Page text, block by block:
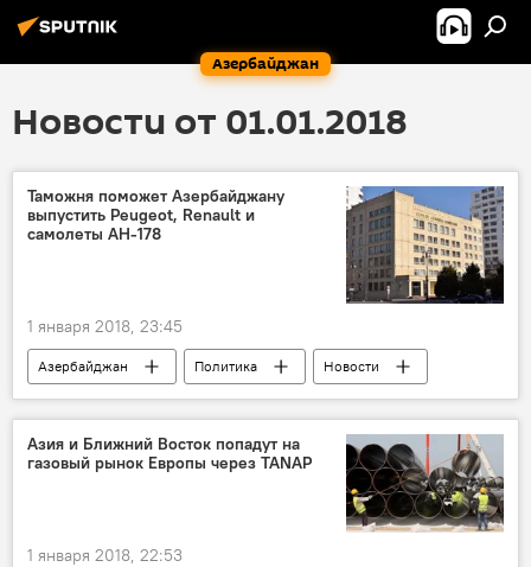
Азербайджан
Новости от 01.01.2018
Таможня поможет Азербайджану
выпустить Peugeot, Renault и
самолеты АН-178
1 января 2018, 23:45
Азербайджан Политика
Новости
Экономика
Азия и Ближний Восток попадут на
газовый рынок Европы через TANAP
1 января 2018, 22:53